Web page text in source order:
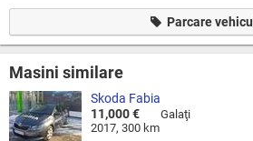
Parcare vehicul
Masini similare
Skoda Fabia
11,000 €
Galaţi
2017, 300 km